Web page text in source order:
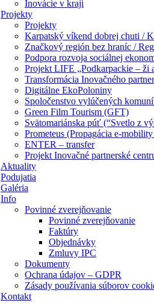
Inovácie v kraji
Projekty
Projekty
Karpatský víkend dobrej chuti /
Značkový región bez hraníc /
Podpora rozvoja sociálnej
Projekt LIFE „Podkarpackie – ži
Transformácia Inovačného
Digitálne EkoPoloniny
Spoločenstvo vylúčených
Green Film Tourism (GFT)
Svätomariánska púť (“Svetlo z
Prometeus (Propagácia e-
ENTER – transfer
Projekt Inovačné partnerské
Aktuality
Podujatia
Galéria
Info
Povinné zverejňovanie
Povinné zverejňovanie
Faktúry
Objednávky
Zmluvy IPC
Dokumenty
Ochrana údajov – GDPR
Zásady používania súborov
Kontakt